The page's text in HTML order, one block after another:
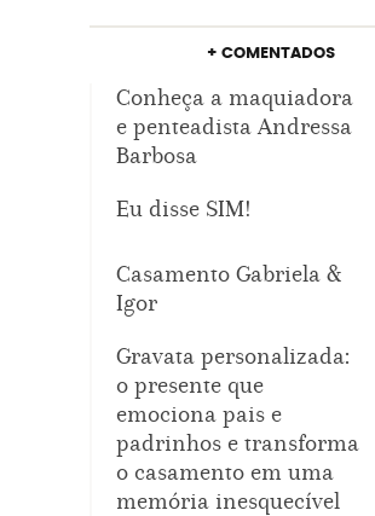
+ COMENTADOS
Conheça a maquiadora
e penteadista Andressa
Barbosa
Eu disse SIM!
Casamento Gabriela &
Igor
Gravata personalizada:
o presente que
emociona pais e
padrinhos e transforma
o casamento em uma
memória inesquecível